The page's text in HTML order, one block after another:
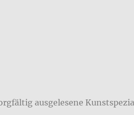
ausgelesene